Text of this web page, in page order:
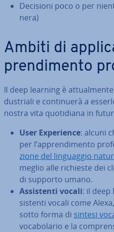
Decisioni poco o per
nera)
Ambiti di
pren­di­men­to
Il deep learning è
du­stria­li e con­ti­nue­rà a
nostra vita quo­ti­dia­na in
User Ex­pe­rien­ce: alcuni
per l’ap­pren­di­men­to
zio­ne del lin­guag­gio
meglio alle richieste dei
di supporto umano.
As­si­sten­ti vocali: il
si­sten­ti vocali come
sotto forma di sintesi
vo­ca­bo­la­rio e la